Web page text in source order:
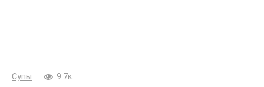
Супы 9.7к.